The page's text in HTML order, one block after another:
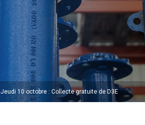
Jeudi 10 octobre : Collecte gratuite de D3E